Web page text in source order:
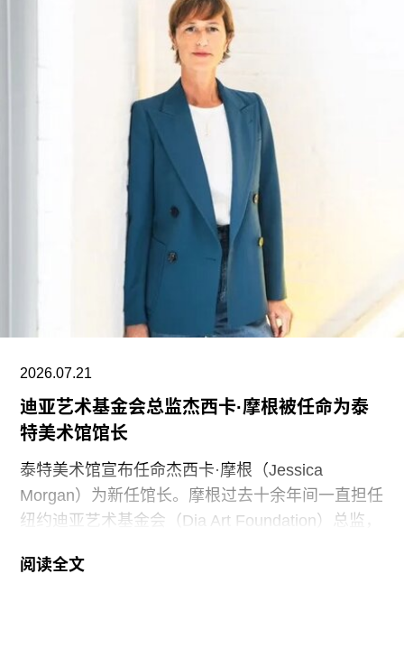
将于2026-27学年结束后停止办学。
这笔捐赠是黄仁勋夫妇迄今向教育机构提供的最大
单笔捐款，金额超过了此前向其母校俄勒冈州立大
学捐赠的5000万美元。加上去年2月向范德堡大学
捐赠的2250万美元，黄仁勋夫妇对该校的捐赠总额
已达到9750万美元。同时，他们还带动了其他慈善
捐赠者向范德堡大学旧金山校区扩建项目捐赠共计
黄仁勋在一份声明中表示，此次捐赠旨在培养新一
代创作者，进一步巩固旧金山作为创新与创意之都
的文化基础。“技术拓展了我们能够创造什么，而艺
术与设计决定了我们为何创造。二者共同塑造了文
成为全球市值最高的企业之一，也是全球人工智能
浪潮中的核心企业。此次向范德堡大学新校区捐赠
的同时，
2026.07.21
迪亚艺术基金会总监杰西卡·摩根被任命为泰
特美术馆馆长
泰特美术馆宣布任命杰西卡·摩根（Jessica
Morgan）为新任馆长。摩根过去十余年间一直担任
纽约迪亚艺术基金会（Dia Art Foundation）总监，
位，后者在担任馆长九年后于今年春季离任。摩根
阅读全文